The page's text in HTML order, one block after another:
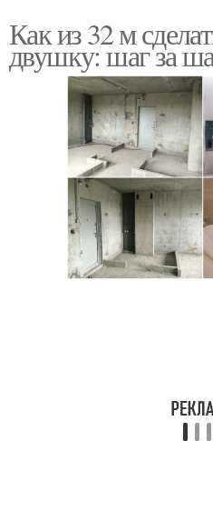
Как из 32 м
двушку: шаг за